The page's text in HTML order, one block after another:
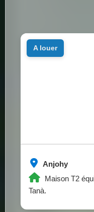
Anjohy
Maison T2
Tanà.
a louer